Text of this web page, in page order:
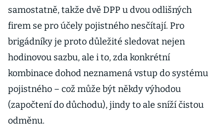
samostatně, takže dvě DPP u dvou odlišných
firem se pro účely pojistného nesčítají. Pro
brigádníky je proto důležité sledovat nejen
hodinovou sazbu, ale i to, zda konkrétní
kombinace dohod neznamená vstup do systému
pojistného – což může být někdy výhodou
(započtení do důchodu), jindy to ale sníží čistou
odměnu.